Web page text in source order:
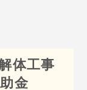
体工事
金